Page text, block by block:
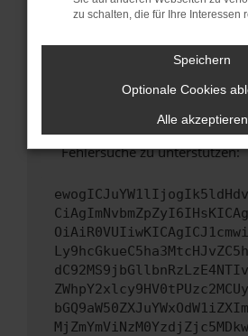
führen, dass bestimmte
unterstützt werden.
Wende dich an den
Wenn du alle oben
hast, kontaktiere uns bitte.
versuchen, das Problem zu
uns diesen Text schicken, um
Fehlersuche zu unterstützen:
zu schalten, die für Ihre Interessen
Speichern
Optionale Cookies
Alle akzeptieren